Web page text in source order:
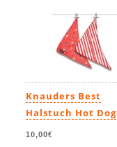
Knauders Best
Halstuch Hot Dog
10,00€